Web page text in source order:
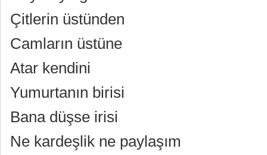
Çitlerin üstünden
Camların üstüne
Atar kendini
Yumurtanın birisi
Bana düşse irisi
Ne kardeşlik ne paylaşım